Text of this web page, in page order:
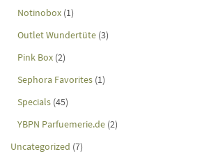
Notinobox (1)
Outlet Wundertüte (3)
Pink Box (2)
Sephora Favorites (1)
Specials (45)
YBPN Parfuemerie.de (2)
Uncategorized (7)